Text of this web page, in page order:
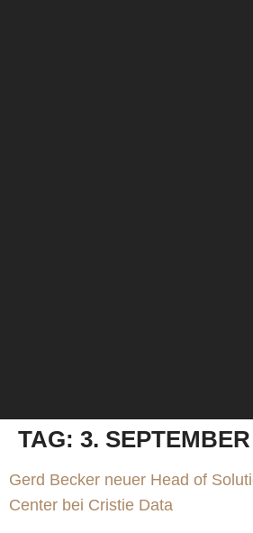
TAG: 3.
Gerd Becker neuer Head of
Center bei Cristie Data